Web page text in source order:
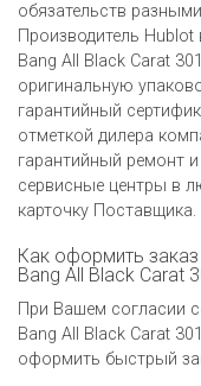
обязательств
Производитель
Bang All Black Carat
оригинальную
гарантийный
отметкой дилера
гарантийный ремонт
сервисные центры в
карточку Поставщика.
Как оформить
Bang All Black Carat
При Вашем согласии
Bang All Black Carat
оформить быстрый